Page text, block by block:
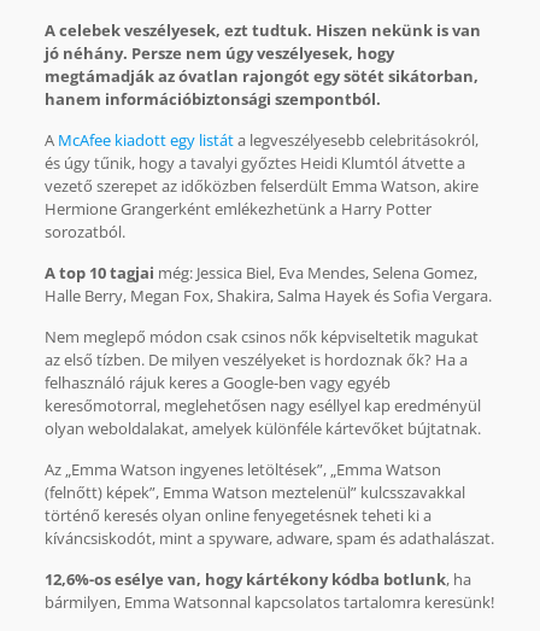
A celebek veszélyesek, ezt tudtuk. Hiszen nekünk is van
jó néhány. Persze nem úgy veszélyesek, hogy
megtámadják az óvatlan rajongót egy sötét sikátorban,
hanem információbiztonsági szempontból.
A McAfee kiadott egy listáta legveszélyesebb celebritásokról,
és úgy tűnik, hogy a tavalyi győztes Heidi Klumtól átvette a
vezető szerepet az időközben felserdült Emma Watson, akire
Hermione Grangerként emlékezhetünk a Harry Potter
sorozatból.
A top 10 tagjai még: Jessica Biel, Eva Mendes, Selena Gomez,
Halle Berry, Megan Fox, Shakira, Salma Hayek és Sofia Vergara.
Nem meglepő módon csak csinos nők képviseltetik magukat
az első tízben. De milyen veszélyeket is hordoznak ők? Ha a
felhasználó rájuk keres a Google-ben vagy egyéb
keresőmotorral, meglehetősen nagy eséllyel kap eredményül
olyan weboldalakat, amelyek különféle kártevőket bújtatnak.
Az „Emma Watson ingyenes letöltések”, „Emma Watson
(felnőtt) képek”, Emma Watson meztelenül” kulcsszavakkal
történő keresés olyan online fenyegetésnek teheti ki a
kíváncsiskodót, mint a spyware, adware, spam és adathalászat.
12,6%-os esélye van, hogy kártékony kódba botlunk, ha
bármilyen, Emma Watsonnal kapcsolatos tartalomra keresünk!